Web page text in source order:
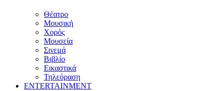
Θέατρο
Μουσική
Χορός
Μουσεία
Σινεμά
Βιβλίο
Εικαστικά
Τηλεόραση
ENTERTAINMENT